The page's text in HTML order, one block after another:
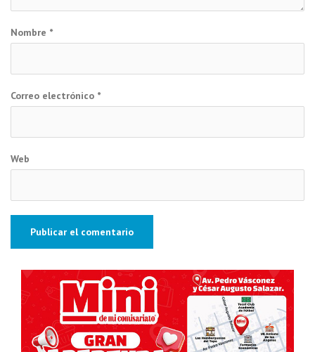
Nombre *
Correo electrónico *
Web